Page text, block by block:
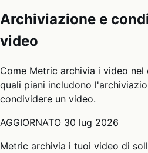
Archiviazione e
video
Come Metric archivia i video
quali piani includono
condividere un video.
AGGIORNATO 30 lug 2026
Metric archivia i tuoi video di